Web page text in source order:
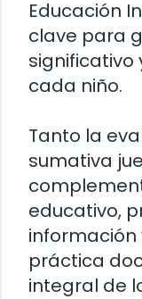
Educación
clave para
significativo
cada niño.
Tanto la
sumativa
educativo,
información
práctica
integral de